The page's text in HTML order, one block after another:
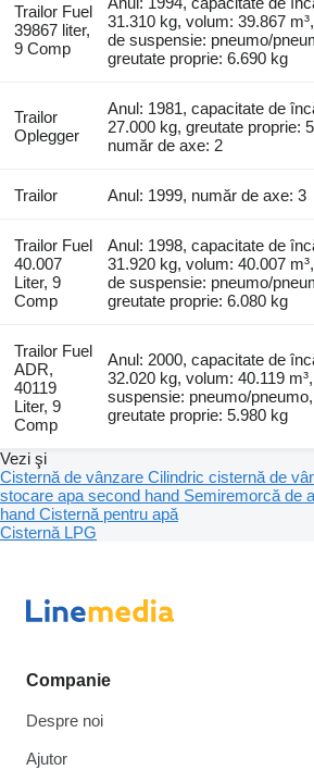
Trailor Fuel
39867 liter,
9 Comp
31.310 kg, volum: 39.867
de suspensie: pneumo/
greutate proprie: 6.690 kg
Trailor
Oplegger
Anul: 1981, capacitate de
27.000 kg, greutate proprie:
număr de axe: 2
Trailor Anul: 1999, număr de axe: 3
Trailor Fuel
40.007
Liter, 9
Comp
Anul: 1998, capacitate de
31.920 kg, volum: 40.007
de suspensie: pneumo/
greutate proprie: 6.080 kg
Trailor Fuel
ADR,
40119
Liter, 9
Comp
Anul: 2000, capacitate de
32.020 kg, volum: 40.119
suspensie: pneumo/pneumo,
greutate proprie: 5.980 kg
Vezi şi
Cisternă de vânzare Cilindric cisternă de
stocare apa second hand Semiremorcă de
hand Cisternă pentru apă
Cisternă LPG
Companie
Despre noi
Ajutor